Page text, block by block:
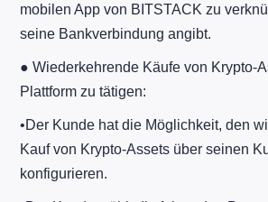
mobilen App von BITSTACK zu
seine Bankverbindung angibt.
● Wiederkehrende Käufe von Krypto-
Plattform zu tätigen:
​•​Der Kunde hat die Möglichkeit, den
Kauf von Krypto-Assets über seinen
konfigurieren.